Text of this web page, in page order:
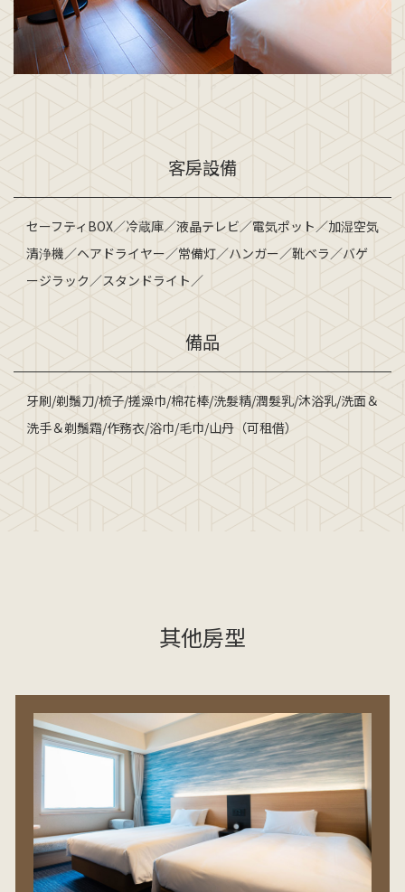
客房設備
セーフティBOX／冷蔵庫／液晶テレビ／電気ポット／加湿空気
清浄機／ヘアドライヤー／常備灯／ハンガー／靴ベラ／バゲ
ージラック／スタンドライト／
備品
牙刷/剃鬚刀/梳子/搓澡巾/棉花棒/洗髮精/潤髮乳/沐浴乳/洗面＆
洗手＆剃鬚霜/作務衣/浴巾/毛巾/山丹（可租借）
其他房型